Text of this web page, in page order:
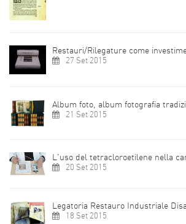
Restauri/Rilegature come
27 Set 2015
Album foto, album fotografia
21 Set 2015
L'uso del tetracloroetilene nella
20 Set 2015
Legatoria Restauro Industriale
18 Set 2015